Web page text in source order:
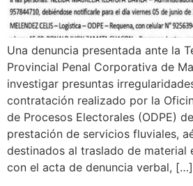
Una denuncia presentada ante la
Provincial Penal Corporativa de
investigar presuntas
contratación realizado por la
de Procesos Electorales (ODPE)
prestación de servicios fluviales,
destinados al traslado de material
con el acta de denuncia verbal, […]